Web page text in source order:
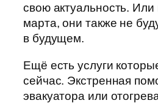
свою актуальность. Или
марта, они также не
в будущем.
Ещё есть услуги
сейчас. Экстренная
эвакуатора или